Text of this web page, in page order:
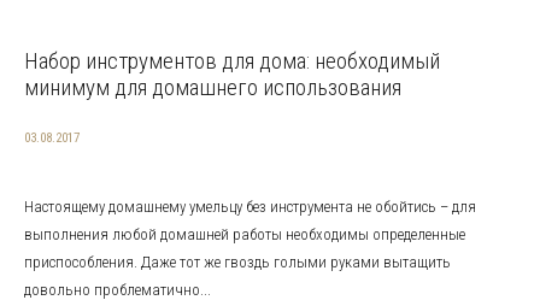
Набор инструментов для дома: необходимый
минимум для домашнего использования
03.08.2017
Настоящему домашнему умельцу без инструмента не обойтись – для
выполнения любой домашней работы необходимы определенные
приспособления. Даже тот же гвоздь голыми руками вытащить
довольно проблематично...